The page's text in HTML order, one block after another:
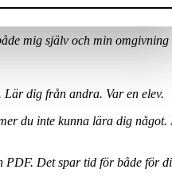
mig själv och min omgivning
dig från andra. Var en elev.
du inte kunna lära dig
Det spar tid för både för